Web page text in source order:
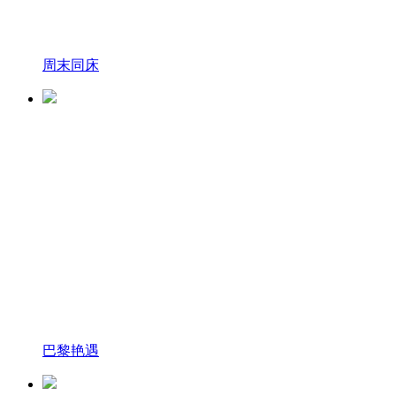
周末同床
巴黎艳遇